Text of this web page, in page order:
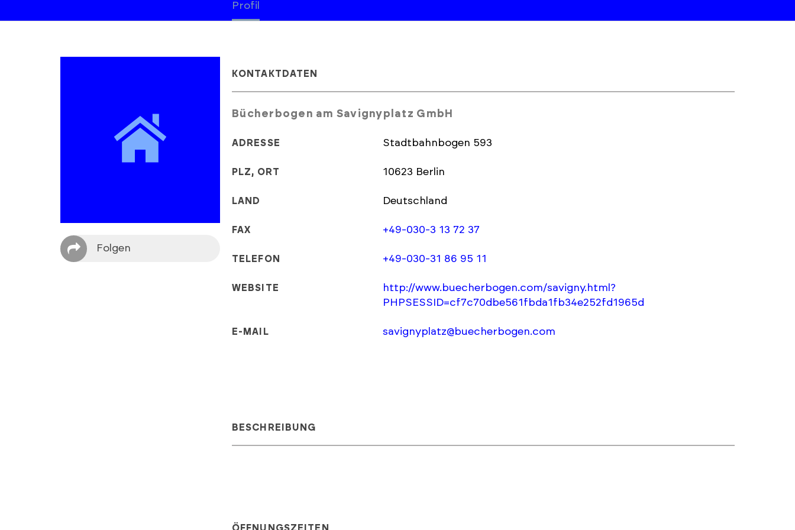
Profil
Folgen
KONTAKTDATEN
Bücherbogen am Savignyplatz GmbH
ADRESSE Stadtbahnbogen 593
PLZ, ORT 10623 Berlin
LAND Deutschland
FAX +49-030-3 13 72 37
TELEFON +49-030-31 86 95 11
WEBSITE
http://www.buecherbogen.com/savigny.html?
PHPSESSID=cf7c70dbe561fbda1fb34e252fd1965d
E-MAIL savignyplatz@buecherbogen.com
BESCHREIBUNG